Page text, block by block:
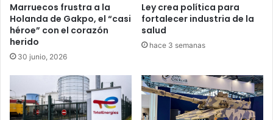
Marruecos frustra a la
Holanda de Gakpo, el “casi
héroe” con el corazón
herido
30 junio, 2026
Ley crea política para
fortalecer industria de la
salud
hace 3 semanas